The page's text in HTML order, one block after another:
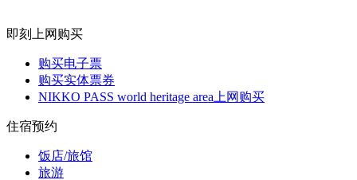
即刻上网购买
购买电子票
购买实体票券
NIKKO PASS world heritage area上网购买
住宿预约
饭店/旅馆
旅游